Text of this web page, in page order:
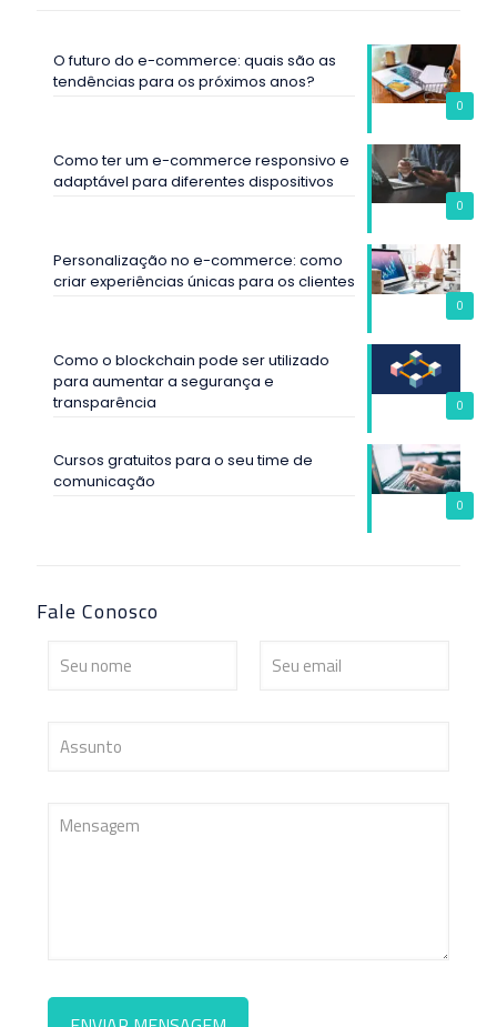
0
O futuro do e-commerce: quais são as
tendências para os próximos anos?
0
Como ter um e-commerce responsivo e
adaptável para diferentes dispositivos
0
Personalização no e-commerce: como
criar experiências únicas para os clientes
0
Como o blockchain pode ser utilizado
para aumentar a segurança e
transparência
0
Cursos gratuitos para o seu time de
comunicação
Fale Conosco